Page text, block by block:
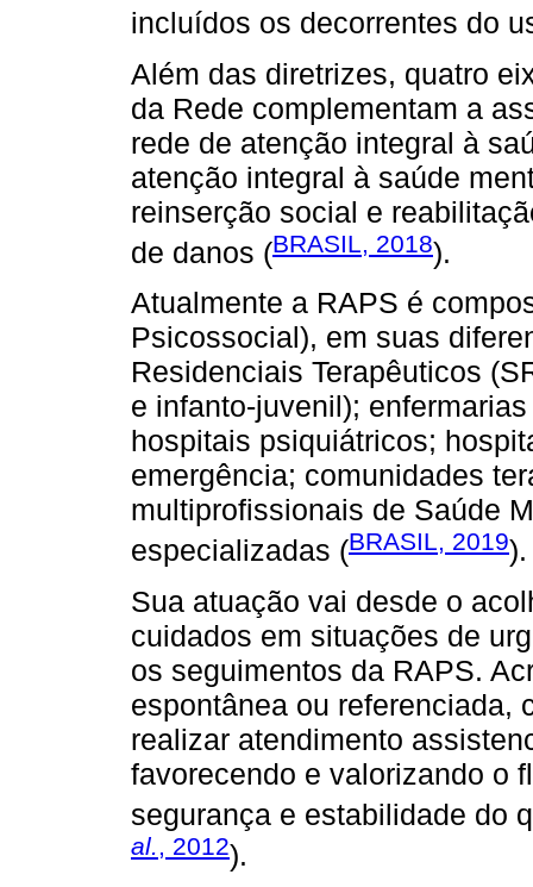
incluídos os decorrentes do
Além das diretrizes, quatro
da Rede complementam a
rede de atenção integral à
atenção integral à saúde
reinserção social e
de danos (BRASIL, 2018).
Atualmente a RAPS é
Psicossocial), em suas
Residenciais Terapêuticos
e infanto-juvenil);
hospitais psiquiátricos;
emergência; comunidades
multiprofissionais de Saúde
especializadas (BRASIL, 2019).
Sua atuação vai desde o
cuidados em situações de
os seguimentos da RAPS.
espontânea ou referenciada,
realizar atendimento
favorecendo e valorizando o
segurança e estabilidade do
al., 2012).